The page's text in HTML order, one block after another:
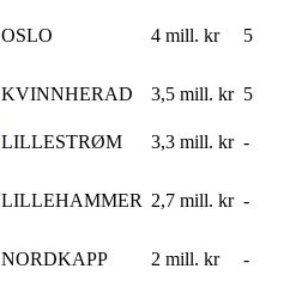
OSLO 4 mill. kr 5
KVINNHERAD 3,5 mill. kr 5
LILLESTRØM 3,3 mill. kr -
LILLEHAMMER 2,7 mill. kr -
NORDKAPP 2 mill. kr -